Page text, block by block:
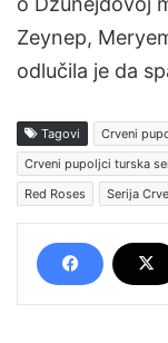
Zeynep,
odlučila je da
Tagovi Crveni
Crveni pupoljci turska
Red Roses
Serija